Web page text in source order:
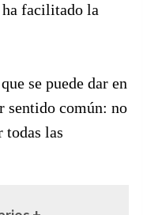
ha facilitado la
se puede dar en
sentido común: no
todas las